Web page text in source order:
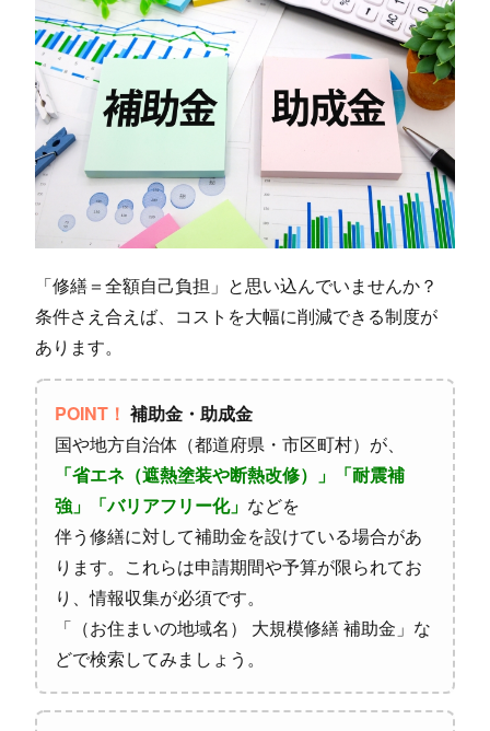
「修繕＝全額自己負担」と思い込んでいませんか？
条件さえ合えば、コストを大幅に削減できる制度が
あります。
POINT！ 補助金・助成金
国や地方自治体（都道府県・市区町村）が、
「省エネ（遮熱塗装や断熱改修）」「耐震補
強」「バリアフリー化」 などを
伴う修繕に対して補助金を設けている場合があ
ります。これらは申請期間や予算が限られてお
り、情報収集が必須です。
「（お住まいの地域名） 大規模修繕 補助金」な
どで検索してみましょう。